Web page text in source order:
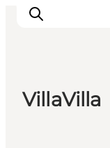
VillaVilla